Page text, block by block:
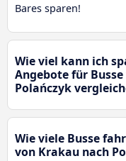
Bares sparen!
Wie viel kann ich
Angebote für
Polańczyk
Wie viele Busse
von Krakau nach